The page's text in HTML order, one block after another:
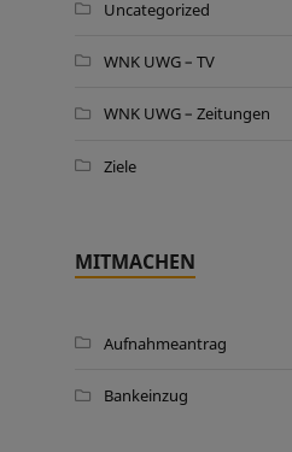
Uncategorized
WNK UWG – TV
WNK UWG – Zeitungen
Ziele
MITMACHEN
Aufnahmeantrag
Bankeinzug